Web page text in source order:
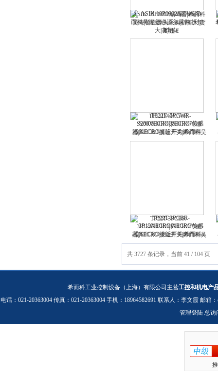
ASIK 10P0002编码器|希而科
吴涛|德企源头采购|折扣大|货
期短
TP22D-5PCWR-
S200XECRO|XECRO传感
器|XECRO接近开关|希而科吴
涛|价格表报价|折扣大|货期短
TP22T-3PCBR-
3P12XECRO|XECRO传感
器|XECRO接近开关|希而科吴
涛|价格表报价|折扣大|货期短
共 3727 条记录，当前 41 / 104 页
希而科工业控制设备（上海）有限公司主营工控和机电产
电话：021-20363004 传真：021-20363004 手机：18964582691 联系人：李文霞 邮箱：
管理登陆 总访